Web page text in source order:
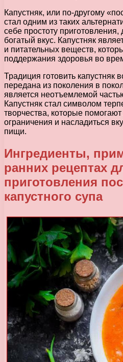
Капустняк, или по-другому
стал одним из таких
себе простоту
богатый вкус. Капустняк
и питательных веществ,
поддержания здоровья во
Традиция готовить капустняк
передана из поколения в
является неотъемлемой
Капустняк стал символом
творчества, которые
ограничения и насладиться
пищи.
Ингредиенты,
ранних рецептах
приготовления
капустного супа